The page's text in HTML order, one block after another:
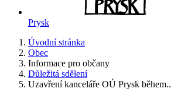
Prysk
Úvodní stránka
Obec
Informace pro občany
Důležitá sdělení
Uzavření kanceláře OÚ Prysk